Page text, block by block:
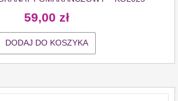
59,00 zł
DODAJ DO KOSZYKA